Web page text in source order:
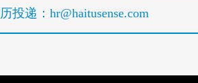
投递：hr@haitusense.com